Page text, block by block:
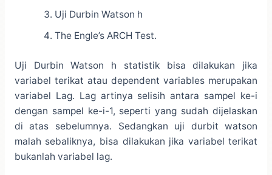
Uji Durbin Watson h
The Engle’s ARCH Test.
Uji Durbin Watson h statistik bisa dilakukan jika
variabel terikat atau dependent variables merupakan
variabel Lag. Lag artinya selisih antara sampel ke-i
dengan sampel ke-i-1, seperti yang sudah dijelaskan
di atas sebelumnya. Sedangkan uji durbit watson
malah sebaliknya, bisa dilakukan jika variabel terikat
bukanlah variabel lag.